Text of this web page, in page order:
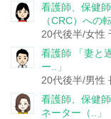
看護師、保健師
（CRC）への
20代後半/女性
看護師 「妻と
ー..」
20代後半/男性
看護師、保健師
ネーター（..」